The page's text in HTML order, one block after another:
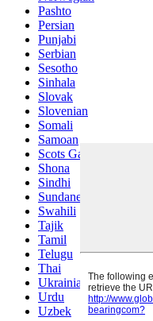
Pashto
Persian
Punjabi
Serbian
Sesotho
Sinhala
Slovak
Slovenian
Somali
Samoan
Scots Gaelic
Shona
Sindhi
Sundanese
Swahili
Tajik
Tamil
Telugu
Thai
Ukrainian
Urdu
Uzbek